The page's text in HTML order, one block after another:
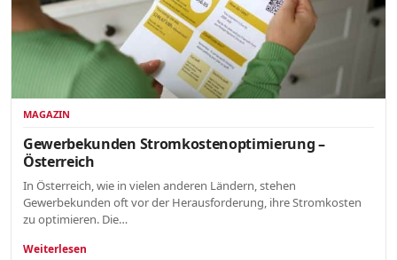
MAGAZIN
Gewerbekunden Stromkostenoptimierung –
Österreich
In Österreich, wie in vielen anderen Ländern, stehen
Gewerbekunden oft vor der Herausforderung, ihre Stromkosten
zu optimieren. Die…
Weiterlesen